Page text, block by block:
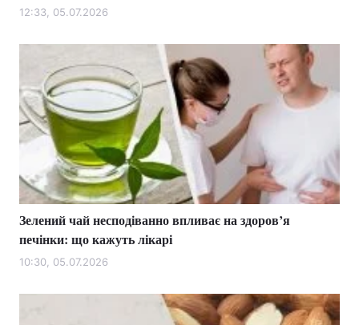
12:33, 05.07.2026
Зелений чай несподіванно впливає на здоров’я
печінки: що кажуть лікарі
10:30, 05.07.2026